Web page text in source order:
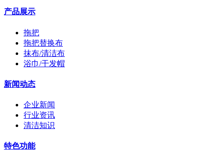
产品展示
拖把
拖把替换布
抹布/清洁布
浴巾/干发帽
新闻动态
企业新闻
行业资讯
清洁知识
特色功能